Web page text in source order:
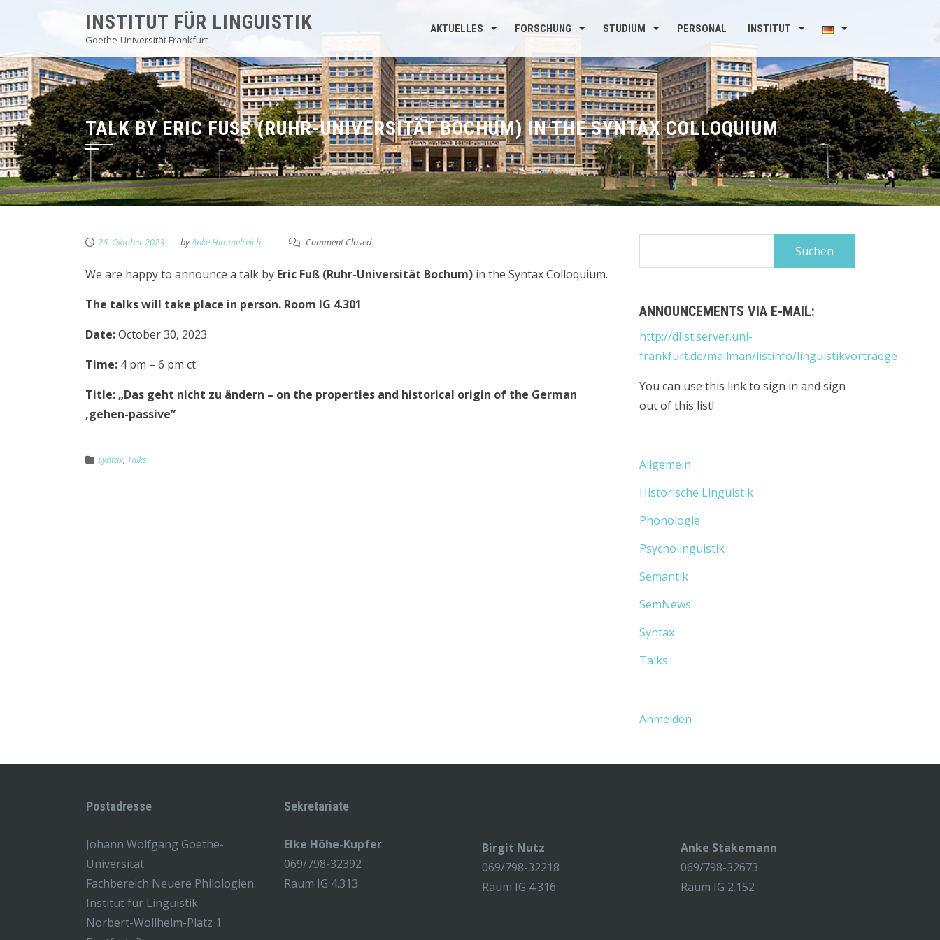
INSTITUT FÜR LINGUISTIK
Goethe-Universität Frankfurt
AKTUELLES FORSCHUNG STUDIUM PERSONAL INSTITUT
TALK BY ERIC FUSS (RUHR-UNIVERSITÄT BOCHUM) IN THE SYNTAX COLLOQUIUM
26. Oktober 2023 byAnke Himmelreich Comment Closed
We are happy to announce a talk by Eric Fuß (Ruhr-Universität Bochum) in the Syntax Colloquium.
The talks will take place in person. Room IG 4.301
Date:October 30, 2023
Time: 4 pm – 6 pm ct
Title: „Das geht nicht zu ändern – on the properties and historical origin of the German
‚gehen-passive”
Syntax, Talks
ANNOUNCEMENTS VIA E-MAIL:
http://dlist.server.uni-
frankfurt.de/mailman/listinfo/linguistikvortraege
You can use this link to sign in and sign
out of this list!
Allgemein
Historische Linguistik
Phonologie
Psycholinguistik
Semantik
SemNews
Syntax
Talks
Anmelden
Postadresse
Johann Wolfgang Goethe-
Universität
Fachbereich Neuere Philologien
Institut für Linguistik
Norbert-Wollheim-Platz 1
Sekretariate
Elke Höhe-Kupfer
069/798-32392
Raum IG 4.313
Birgit Nutz
069/798-32218
Raum IG 4.316
Anke Stakemann
069/798-32673
Raum IG 2.152